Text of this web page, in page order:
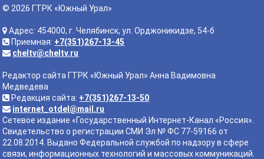
© 2026 ГТРК «Южный Урал»
Адрес: 454000, г. Челябинск, ул. Орджоникидзе, 54-б
Приемная: +7(351)267-13-45
cheltv@cheltv.ru
Редактор сайта ГТРК «Южный Урал» Анна Вадимовна
Медведева
Редакция сайта: +7(351)267-13-50
internet_otdel@mail.ru
Сетевое издание «Государственный Интернет-Канал «Россия».
Свидетельство о регистрации СМИ Эл № ФС 77-59166 от
22.08.2014. Выдано Федеральной службой по надзору в сфере
связи, информационных технологий и массовых коммуникаций.